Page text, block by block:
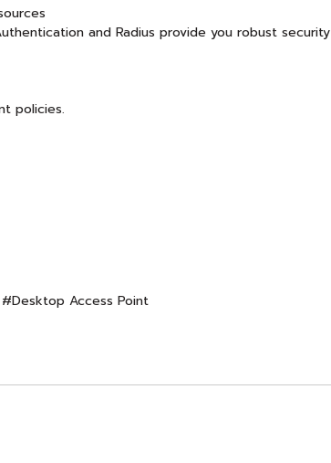
and Radius provide you robust security
policies.
Access Point